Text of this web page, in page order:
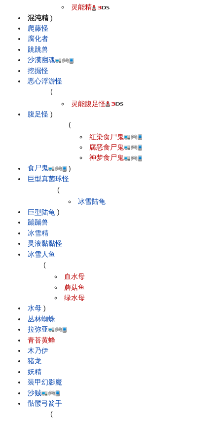
混沌精
灵能精
)
爬藤怪
腐化者
跳跳兽
沙漠幽魂
挖掘怪
恶心浮游怪
腹足怪
(
灵能腹足怪
)
食尸鬼
(
红染食尸鬼
腐恶食尸鬼
神梦食尸鬼
)
巨型真菌球怪
巨型陆龟
(
冰雪陆龟
)
蹦蹦兽
冰雪精
灵液黏黏怪
冰雪人鱼
水母
(
血水母
蘑菇鱼
绿水母
)
丛林蜘蛛
拉弥亚
青苔黄蜂
木乃伊
猪龙
妖精
装甲幻影魔
沙贼
骷髅弓箭手
(